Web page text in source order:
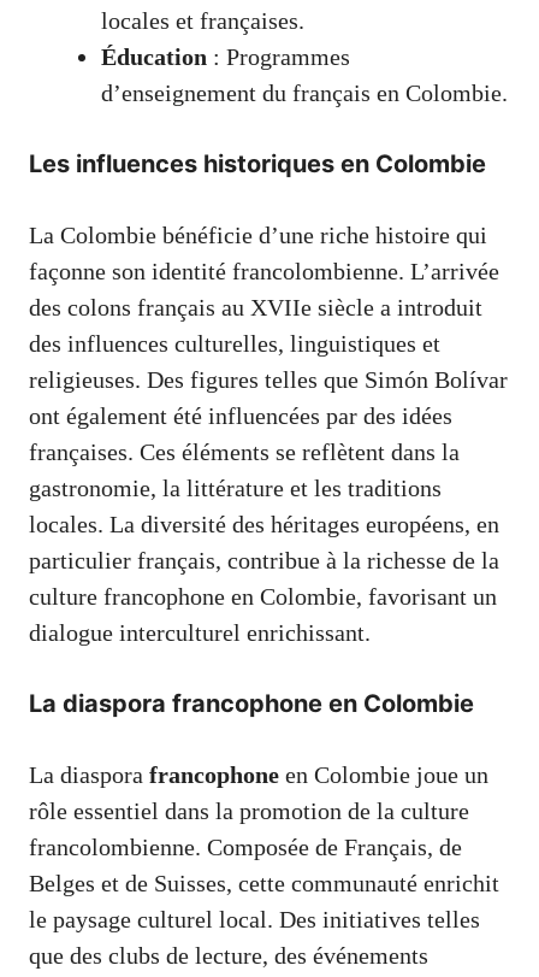
locales et françaises.
Éducation : Programmes
d’enseignement du français en Colombie.
Les influences historiques en Colombie
La Colombie bénéficie d’une riche histoire qui
façonne son identité francolombienne. L’arrivée
des colons français au XVIIe siècle a introduit
des influences culturelles, linguistiques et
religieuses. Des figures telles que Simón Bolívar
ont également été influencées par des idées
françaises. Ces éléments se reflètent dans la
gastronomie, la littérature et les traditions
locales. La diversité des héritages européens, en
particulier français, contribue à la richesse de la
culture francophone en Colombie, favorisant un
dialogue interculturel enrichissant.
La diaspora francophone en Colombie
La diaspora francophone en Colombie joue un
rôle essentiel dans la promotion de la culture
francolombienne. Composée de Français, de
Belges et de Suisses, cette communauté enrichit
le paysage culturel local. Des initiatives telles
que des clubs de lecture, des événements